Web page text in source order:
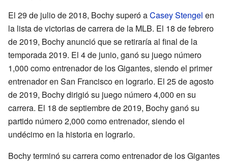
El 29 de julio de 2018, Bochy superó aCasey Stengel en
la lista de victorias de carrera de la MLB. El 18 de febrero
de 2019, Bochy anunció que se retiraría al final de la
temporada 2019. El 4 de junio, ganó su juego número
1,000 como entrenador de los Gigantes, siendo el primer
entrenador en San Francisco en lograrlo. El 25 de agosto
de 2019, Bochy dirigió su juego número 4,000 en su
carrera. El 18 de septiembre de 2019, Bochy ganó su
partido número 2,000 como entrenador, siendo el
undécimo en la historia en lograrlo.
Bochy terminó su carrera como entrenador de los Gigantes